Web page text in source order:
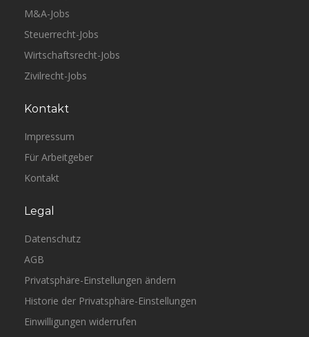
M&A-Jobs
Steuerrecht-Jobs
Wirtschaftsrecht-Jobs
Zivilrecht-Jobs
Kontakt
Impressum
Für Arbeitgeber
Kontakt
Legal
Datenschutz
AGB
Privatsphäre-Einstellungen ändern
Historie der Privatsphäre-Einstellungen
Einwilligungen widerrufen